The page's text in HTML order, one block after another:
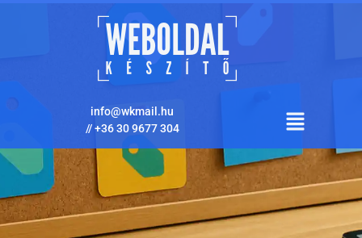
info@wkmail.hu
//+36 30 9677 304